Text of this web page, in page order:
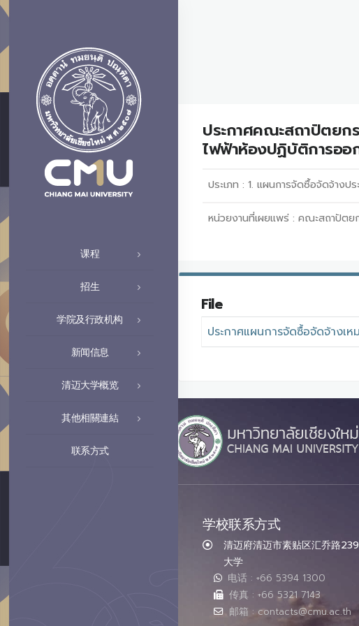
课程
招生
学院及行政机构
新闻信息
清迈大学概览
其他相關連結
联系方式
ประกาศคณะสถาปัตยก
ไฟฟ้าห้องปฏิบัติการออ
ประเภท : 1. แผนการจัดซื้อจัดจ้างปร
หน่วยงานที่เผยแพร่ : คณะสถาปัตย
File
ประกาศแผนการจัดซื้อจัดจ้างเห
学校联系方式
清迈府清迈市素贴区汇乔路
大学
电话 : +66 5394 1300
传真 : +66 5321 7143
邮箱 : contacts@cmu.ac.th